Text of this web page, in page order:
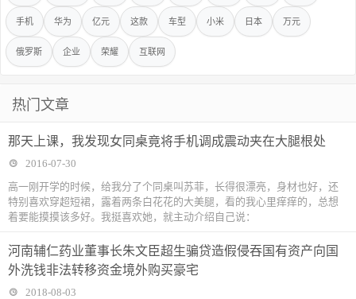
手机 华为 亿元 这款 车型 小米 日本 万元
俄罗斯 企业 荣耀 互联网
热门文章
那天上课，我发现女同桌竟将手机调成震动夹在大腿根处
2016-07-30
高一刚开学的时候，给我分了个同桌叫苏菲，长得很漂亮，身材也好，还
特别喜欢穿超短裙，露着两条白花花的大美腿，看的我心里痒痒的，总想
着要能摸摸该多好。我挺喜欢她，就主动介绍自己说：
河南辅仁药业董事长朱文臣超生骗贷造假侵吞国有资产向国
外洗钱非法转移资金境外购买豪宅
2018-08-03